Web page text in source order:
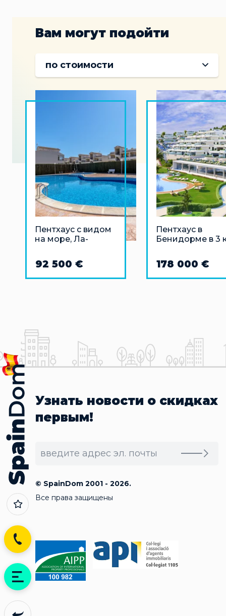
Вам могут подойти
по стоимости
Пентхаус с видом
на море, Ла-
92 500 €
Пентхаус в
Бенидорме в 3
178 000 €
Узнать новости о скидках
первым!
© SpainDom 2001 - 2026.
Все права защищены